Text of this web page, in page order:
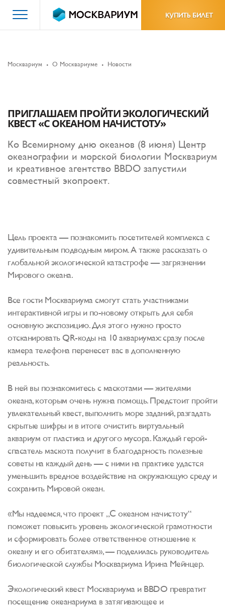
КУПИТЬ БИЛЕТ
Москвариум О Москвариуме Новости
ПРИГЛАШАЕМ ПРОЙТИ ЭКОЛОГИЧЕСКИЙ
КВЕСТ «С ОКЕАНОМ НАЧИСТОТУ»
Ко Всемирному дню океанов (8 июня) Центр
океанографии и морской биологии Москвариум
и креативное агентство BBDO запустили
совместный экопроект.
Цель проекта — познакомить посетителей комплекса с
удивительным подводным миром. А также рассказать о
глобальной экологической катастрофе — загрязнении
Мирового океана.
Все гости Москвариума смогут стать участниками
интерактивной игры и по-новому открыть для себя
основную экспозицию. Для этого нужно просто
отсканировать QR-коды на 10 аквариумах: сразу после
камера телефона перенесет вас в дополненную
реальность.
В ней вы познакомитесь с маскотами — жителями
океана, которым очень нужна помощь. Предстоит пройти
увлекательный квест, выполнить море заданий, разгадать
скрытые шифры и в итоге очистить виртуальный
аквариум от пластика и другого мусора. Каждый герой-
спасатель маскота получит в благодарность полезные
советы на каждый день — с ними на практике удастся
уменьшить вредное воздействие на окружающую среду и
сохранить Мировой океан.
«Мы надеемся, что проект „С океаном начистоту“
поможет повысить уровень экологической грамотности
и сформировать более ответственное отношение к
океану и его обитателям», — поделилась руководитель
биологической службы Москвариума Ирина Мейнцер.
Экологический квест Москвариума и BBDO превратит
посещение океанариума в затягивающее и